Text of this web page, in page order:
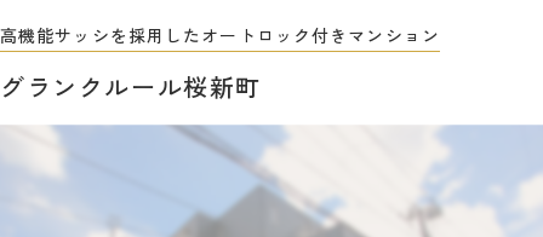
高機能サッシを採用したオートロック付きマンション
グランクルール桜新町